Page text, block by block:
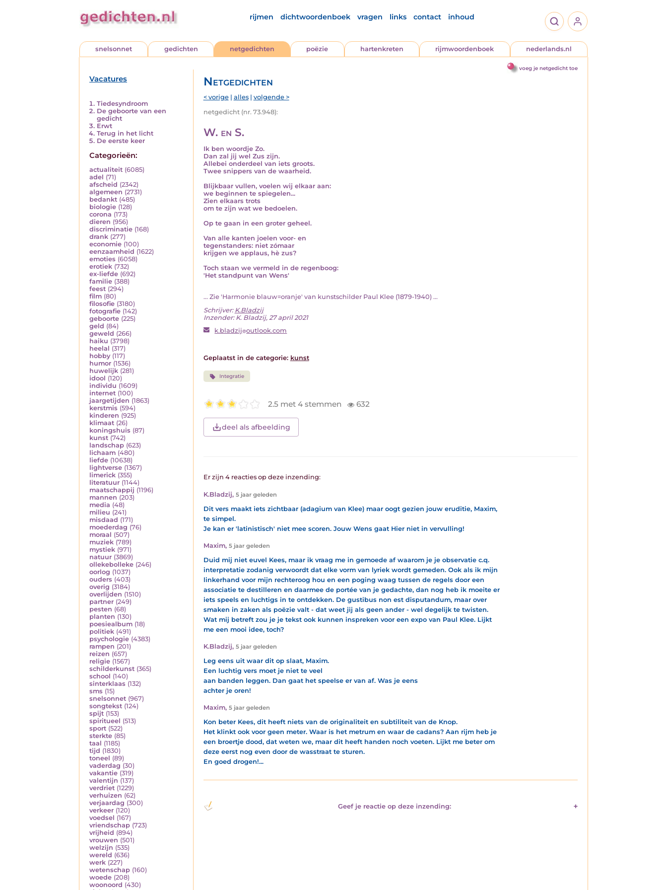
rijmen dichtwoordenboek vragen links contact inhoud
snelsonnet gedichten netgedichten poëzie hartenkreten rijmwoordenboek nederlands.nl
voeg je netgedicht toe
Vacatures
Tiedesyndroom
De geboorte van een
gedicht
Erwt
Terug in het licht
De eerste keer
Categorieën:
actualiteit (6085)
adel (71)
afscheid (2342)
algemeen (2731)
bedankt (485)
biologie (128)
corona (173)
dieren (956)
discriminatie (168)
drank (277)
economie (100)
eenzaamheid (1622)
emoties (6058)
erotiek (732)
ex-liefde (692)
familie (388)
feest (294)
film (80)
filosofie (3180)
fotografie (142)
geboorte (225)
geld (84)
geweld (266)
haiku (3798)
heelal (317)
hobby (117)
humor (1536)
huwelijk (281)
idool (120)
individu (1609)
internet (100)
jaargetijden (1863)
kerstmis (594)
kinderen (925)
klimaat (26)
koningshuis (87)
kunst (742)
landschap (623)
lichaam (480)
liefde (10638)
lightverse (1367)
limerick (355)
literatuur (1144)
maatschappij (1196)
mannen (203)
media (48)
milieu (241)
misdaad (171)
moederdag (76)
moraal (507)
muziek (789)
mystiek (971)
natuur (3869)
ollekebolleke (246)
oorlog (1037)
ouders (403)
overig (3184)
overlijden (1510)
partner (249)
pesten (68)
planten (130)
poesiealbum (18)
politiek (491)
psychologie (4383)
rampen (201)
reizen (657)
religie (1567)
schilderkunst (365)
school (140)
sinterklaas (132)
sms (15)
snelsonnet (967)
songtekst (124)
spijt (153)
spiritueel (513)
sport (522)
sterkte (85)
taal (1185)
tijd (1830)
toneel (89)
vaderdag (30)
vakantie (319)
valentijn (137)
verdriet (1229)
verhuizen (62)
verjaardag (300)
verkeer (120)
voedsel (167)
vriendschap (723)
vrijheid (894)
vrouwen (501)
welzijn (535)
wereld (636)
werk (227)
wetenschap (160)
woede (208)
woonoord (430)
Netgedichten
< vorige| alles| volgende >
netgedicht (nr. 73.948):
W. en S.
Ik ben woordje Zo.
Dan zal jij wel Zus zijn.
Allebei onderdeel van iets groots.
Twee snippers van de waarheid.
Blijkbaar vullen, voelen wij elkaar aan:
we beginnen te spiegelen...
Zien elkaars trots
om te zijn wat we bedoelen.
Op te gaan in een groter geheel.
Van alle kanten joelen voor- en
tegenstanders: niet zómaar
krijgen we applaus, hè zus?
Toch staan we vermeld in de regenboog:
'Het standpunt van Wens'
... Zie 'Harmonie blauw=oranje' van kunstschilder Paul Klee (1879-1940) ...
Schrijver: K.Bladzij
Inzender: K. Bladzij, 27 april 2021
k.bladzij outlook.com
Geplaatst in de categorie: kunst
Integratie
2.5 met 4 stemmen 632
deel als afbeelding
Er zijn 4 reacties op deze inzending:
K.Bladzij, 5 jaar geleden
Dit vers maakt iets zichtbaar (adagium van Klee) maar oogt gezien jouw eruditie, Maxim,
te simpel.
Je kan er 'latinistisch' niet mee scoren. Jouw Wens gaat Hier niet in vervulling!
Maxim, 5 jaar geleden
Duid mij niet euvel Kees, maar ik vraag me in gemoede af waarom je je observatie c.q.
interpretatie zodanig verwoordt dat elke vorm van lyriek wordt gemeden. Ook als ik mijn
linkerhand voor mijn rechteroog hou en een poging waag tussen de regels door een
associatie te destilleren en daarmee de portée van je gedachte, dan nog heb ik moeite er
iets speels en luchtigs in te ontdekken. De gustibus non est disputandum, maar over
smaken in zaken als poëzie valt - dat weet jij als geen ander - wel degelijk te twisten.
Wat mij betreft zou je je tekst ook kunnen inspreken voor een expo van Paul Klee. Lijkt
me een mooi idee, toch?
K.Bladzij, 5 jaar geleden
Leg eens uit waar dit op slaat, Maxim.
Een luchtig vers moet je niet te veel
aan banden leggen. Dan gaat het speelse er van af. Was je eens
achter je oren!
Maxim, 5 jaar geleden
Kon beter Kees, dit heeft niets van de originaliteit en subtiliteit van de Knop.
Het klinkt ook voor geen meter. Waar is het metrum en waar de cadans? Aan rijm heb je
een broertje dood, dat weten we, maar dit heeft handen noch voeten. Lijkt me beter om
deze eerst nog even door de wasstraat te sturen.
En goed drogen!...
Geef je reactie op deze inzending: